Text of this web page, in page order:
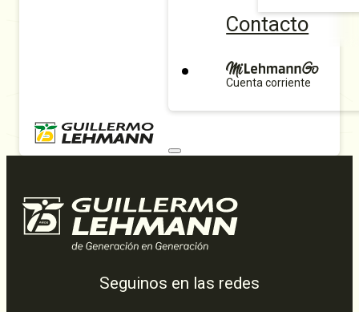
Contacto
Cuenta corriente
Seguinos en las redes